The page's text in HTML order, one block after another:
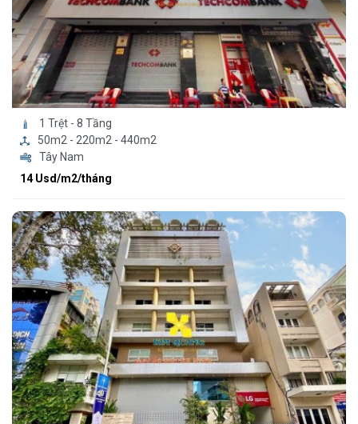
1 Trệt - 8 Tầng
50m2 - 220m2 - 440m2
Tây Nam
14 Usd/m2/tháng